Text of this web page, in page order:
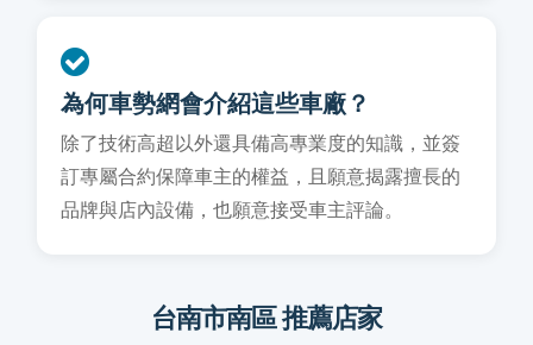
為何車勢網會介紹這些車廠？
除了技術高超以外還具備高專業度的知識，並簽
訂專屬合約保障車主的權益，且願意揭露擅長的
品牌與店內設備，也願意接受車主評論。
台南市南區 推薦店家